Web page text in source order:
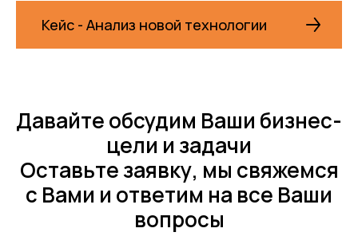
Неэффективное взаимодействие
Отсутствие эффективного шеринга
наработок по клиентам внутри группы
Неудовлетворительные темпы разработки,
несоответствующие требованиям рынка
Кейс - Анализ новой технологии
Давайте обсудим Ваши бизнес-
цели и задачи
Оставьте заявку, мы свяжемся
с Вами и ответим на все Ваши
вопросы